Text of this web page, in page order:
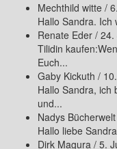
Mechthild witte /
Hallo Sandra. Ich
Renate Eder / 24.
Tilidin
Euch...
Gaby Kickuth /
Hallo Sandra, ich
und...
Nadys Bücherwelt
Hallo liebe
Dirk Magura / 5.